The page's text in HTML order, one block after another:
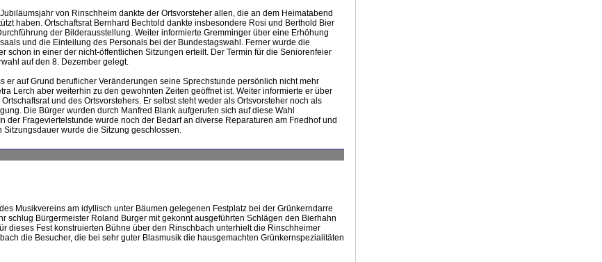
von Rinschheim dankte der Ortsvorsteher allen, die an dem Heimatabend
haben. Ortschaftsrat Bernhard Bechtold dankte insbesondere Rosi und Berthold Bier
der Bilderausstellung. Weiter informierte Gremminger über eine Erhöhung
und die Einteilung des Personals bei der Bundestagswahl. Ferner wurde die
schon in einer der nicht-öffentlichen Sitzungen erteilt. Der Termin für die Seniorenfeier
auf den 8. Dezember gelegt.
er auf Grund beruflicher Veränderungen seine Sprechstunde persönlich nicht mehr
Lerch aber weiterhin zu den gewohnten Zeiten geöffnet ist. Weiter informierte er über
und des Ortsvorstehers. Er selbst steht weder als Ortsvorsteher noch als
Die Bürger wurden durch Manfred Blank aufgerufen sich auf diese Wahl
der Frageviertelstunde wurde noch der Bedarf an diverse Reparaturen am Friedhof und
wurde die Sitzung geschlossen.
Musikvereins am idyllisch unter Bäumen gelegenen Festplatz bei der Grünkerndarre
schlug Bürgermeister Roland Burger mit gekonnt ausgeführten Schlägen den Bierhahn
dieses Fest konstruierten Bühne über den Rinschbach unterhielt die Rinschheimer
die Besucher, die bei sehr guter Blasmusik die hausgemachten Grünkernspezialitäten